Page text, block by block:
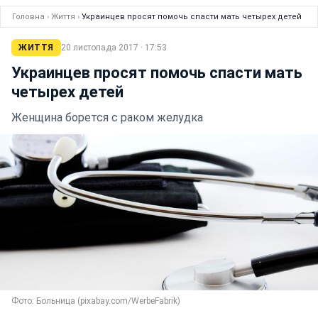
Головна › Життя › Украинцев просят помочь спасти мать четырех детей
ЖИТТЯ 20 листопада 2017 · 17:53
Украинцев просят помочь спасти мать
четырех детей
Женщина борется с раком желудка
Фото: Больница (pixabay.com/WerbeFabrik)